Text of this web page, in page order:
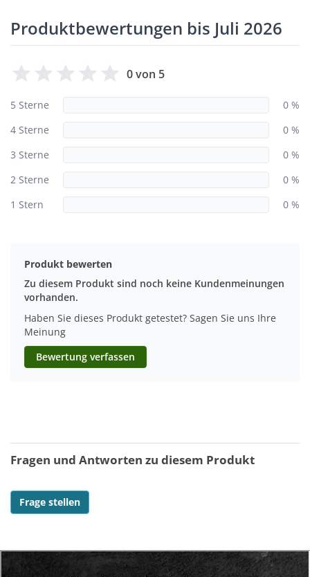
Produktbewertungen bis Juli 2026
0 von 5
5 Sterne
0 %
4 Sterne
0 %
3 Sterne
0 %
2 Sterne
0 %
1 Stern
0 %
Produkt bewerten
Zu diesem Produkt sind noch keine Kundenmeinungen
vorhanden.
Haben Sie dieses Produkt getestet? Sagen Sie uns Ihre
Meinung
Bewertung verfassen
Fragen und Antworten zu diesem Produkt
Frage stellen